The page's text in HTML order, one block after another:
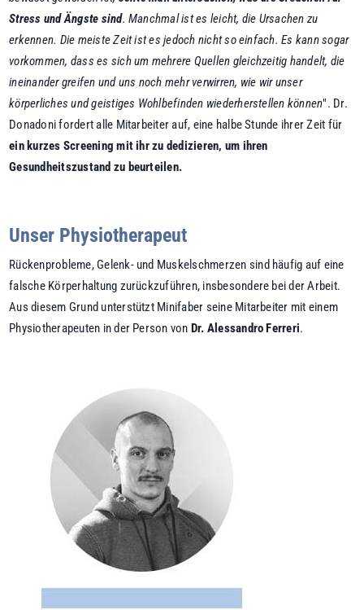
Stress und Ängste sind. Manchmal ist es leicht, die Ursachen zu
erkennen. Die meiste Zeit ist es jedoch nicht so einfach. Es kann sogar
vorkommen, dass es sich um mehrere Quellen gleichzeitig handelt, die
ineinander greifen und uns noch mehr verwirren, wie wir unser
körperliches und geistiges Wohlbefinden wiederherstellen können". Dr.
Donadoni fordert alle Mitarbeiter auf, eine halbe Stunde ihrer Zeit für
ein kurzes Screening mit ihr zu dedizieren, um ihren
Gesundheitszustand zu beurteilen.
Unser Physiotherapeut
Rückenprobleme, Gelenk- und Muskelschmerzen sind häufig auf eine
falsche Körperhaltung zurückzuführen, insbesondere bei der Arbeit.
Aus diesem Grund unterstützt Minifaber seine Mitarbeiter mit einem
Physiotherapeuten in der Person von Dr. Alessandro Ferreri.